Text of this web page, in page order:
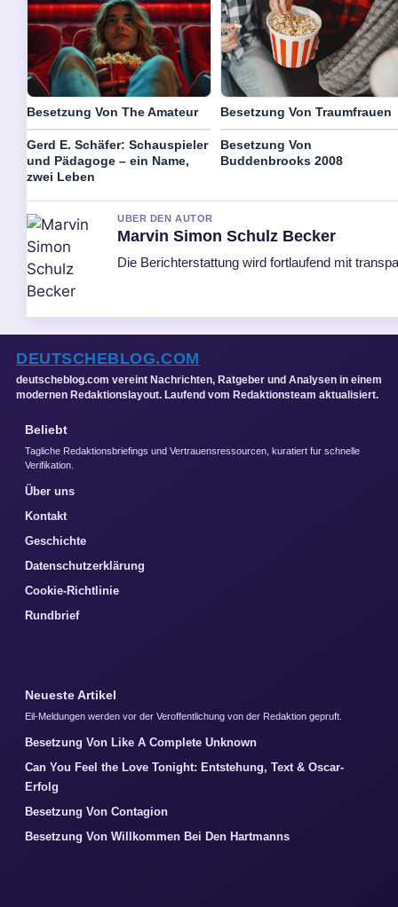
Besetzung Von The Amateur Besetzung Von Traumfrauen
Gerd E. Schäfer: Schauspieler
und Pädagoge – ein Name,
zwei Leben
Besetzung Von
Buddenbrooks 2008
UBER DEN AUTOR
Marvin Simon Schulz Becker
Die Berichterstattung wird fortlaufend mit
DEUTSCHEBLOG.COM
deutscheblog.com vereint Nachrichten, Ratgeber und Analysen in einem
modernen Redaktionslayout. Laufend vom Redaktionsteam aktualisiert.
Beliebt
Tagliche Redaktionsbriefings und Vertrauensressourcen, kuratiert fur schnelle
Verifikation.
Über uns
Kontakt
Geschichte
Datenschutzerklärung
Cookie-Richtlinie
Rundbrief
Neueste Artikel
Eil-Meldungen werden vor der Veroffentlichung von der Redaktion gepruft.
Besetzung Von Like A Complete Unknown
Can You Feel the Love Tonight: Entstehung, Text & Oscar-
Erfolg
Besetzung Von Contagion
Besetzung Von Willkommen Bei Den Hartmanns